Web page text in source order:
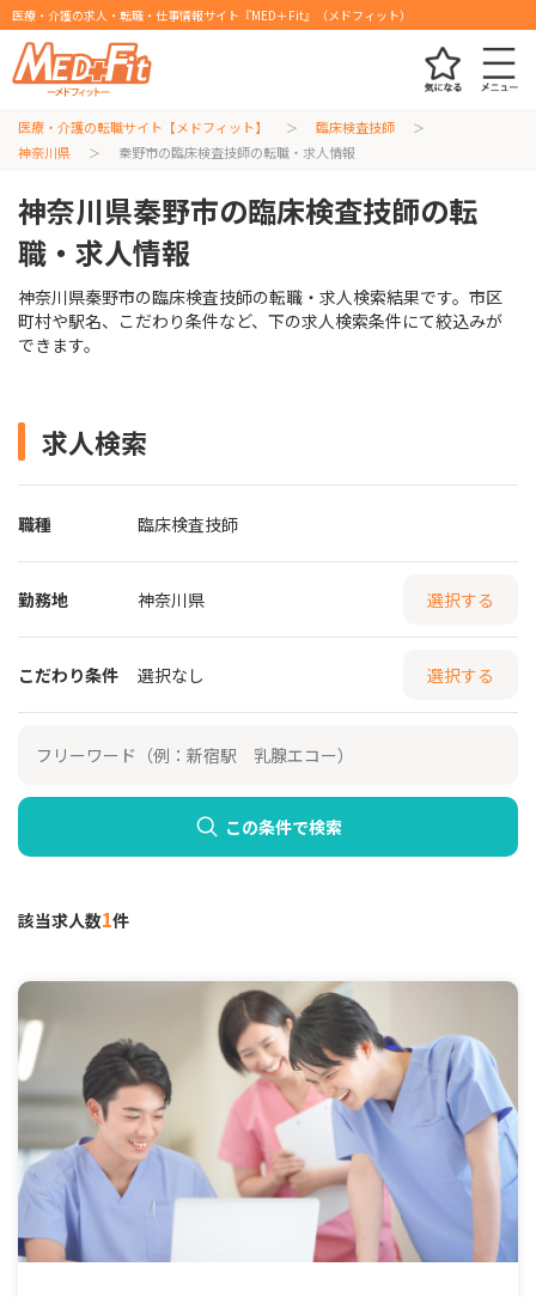
医療・介護の求人・転職・仕事情報サイト『MED＋Fit』（メドフィット）
医療・介護の転職サイト【メドフィット】
臨床検査技師
神奈川県
秦野市の臨床検査技師の転職・求人情報
神奈川県秦野市の臨床検査技師の転
職・求人情報
神奈川県秦野市の臨床検査技師の転職・求人検索結果です。市区
町村や駅名、こだわり条件など、下の求人検索条件にて絞込みが
できます。
求人検索
職種 臨床検査技師
勤務地 神奈川県 選択する
こだわり条件 選択なし 選択する
この条件で検索
該当求人数1件